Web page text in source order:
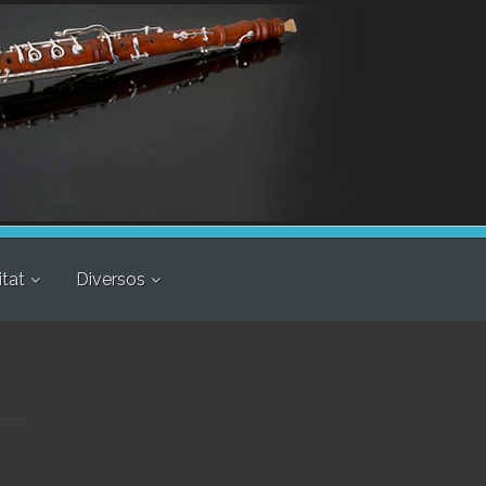
Diversos